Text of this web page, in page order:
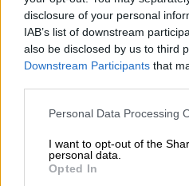
disclosure of your personal
IAB’s list of downstream
also be disclosed by us to third
Downstream Participants that
Please note that this website/
not limited to your visit or usage
grant or deny consent to
use your data for below
Personal Data Processing
I want to opt-out of the
personal data.
Opted In
Αγρότες, κτηνοτρόφοι,
μελισσοκόμοι
τους από την έκβαση